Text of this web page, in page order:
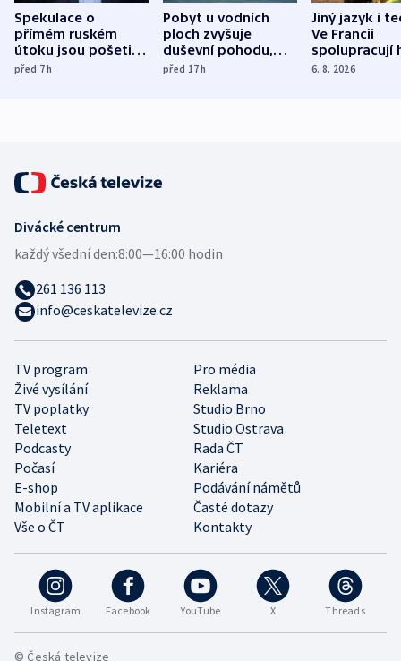
Spekulace o
přímém ruském
útoku jsou pošetilé,
míní estonský
před 7h
Pobyt u vodních
ploch zvyšuje
duševní pohodu,
ukázala
před 17h
Jiný jazyk i
Ve Francii
spolupracují
různých zemí
6. 8. 2026
Instagram Facebook YouTube X Threads
TV program
Pro média
Živé vysílání
Reklama
TV poplatky
Studio Brno
Teletext
Studio Ostrava
Podcasty
Rada ČT
Počasí
Kariéra
E-shop
Podávání námětů
Mobilní a TV aplikace
Časté dotazy
Vše o ČT
Kontakty
Divácké centrum
každý všední den:8:00—16:00 hodin
261 136 113
info@ceskatelevize.cz
© Česká televize